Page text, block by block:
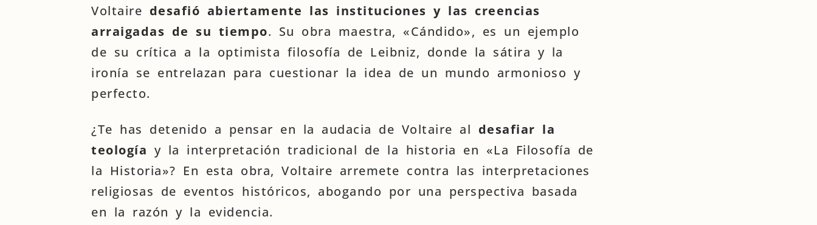
Voltaire desafió abiertamente las instituciones y las creencias
arraigadas de su tiempo. Su obra maestra, «Cándido», es un ejemplo
de su crítica a la optimista filosofía de Leibniz, donde la sátira y la
ironía se entrelazan para cuestionar la idea de un mundo armonioso y
perfecto.
¿Te has detenido a pensar en la audacia de Voltaire al desafiar la
teología y la interpretación tradicional de la historia en «La Filosofía de
la Historia»? En esta obra, Voltaire arremete contra las interpretaciones
religiosas de eventos históricos, abogando por una perspectiva basada
en la razón y la evidencia.